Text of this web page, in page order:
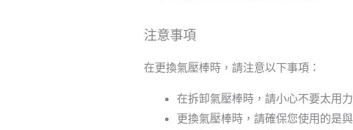
注意事項
在更換氣壓棒時，請注意以下事項：
在拆卸氣壓棒時，請小心不要太用
更換氣壓棒時，請確保您使用的是